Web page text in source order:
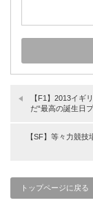
【F1】2013イギ
だ“最高の誕生日
【SF】等々力競
トップページに戻る